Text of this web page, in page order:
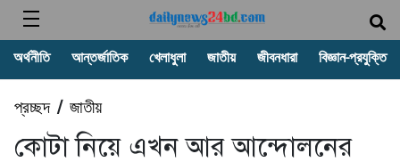
অর্থনীতি আন্তর্জাতিক খেলাধুলা জাতীয় জীবনধারা বিজ্ঞান-প্রযুক্তি
প্রচ্ছদ/ জাতীয়
কোটা নিয়ে এখন আর আন্দোলনের